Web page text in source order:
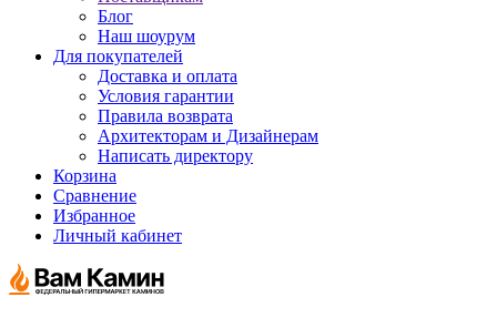
Блог
Наш шоурум
Для покупателей
Доставка и оплата
Условия гарантии
Правила возврата
Архитекторам и Дизайнерам
Написать директору
Корзина
Сравнение
Избранное
Личный кабинет